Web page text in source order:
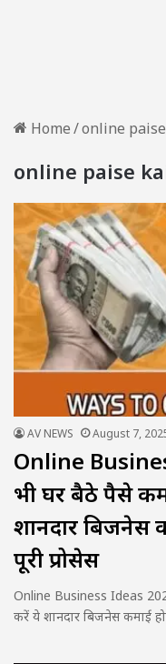
Home/online
online paise
AV NEWS August 7,
Online
भी घर बैठे पैसे
शानदार बिजनेस
पूरी प्रोसेस
Online Business Ideas
करें ये शानदार बिजनेस कमाई